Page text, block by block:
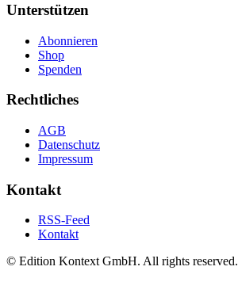
Unterstützen
Abonnieren
Shop
Spenden
Rechtliches
AGB
Datenschutz
Impressum
Kontakt
RSS-Feed
Kontakt
© Edition Kontext GmbH. All rights reserved.